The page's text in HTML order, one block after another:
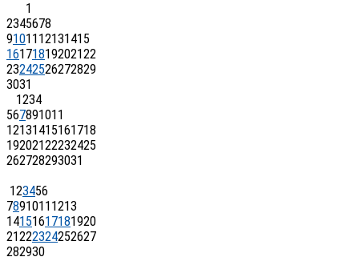
1
2345678
91011 12131415
16171819202122
23242526272829
3031
1234
567891011
12131415161718
19202122232425
262728293031
123456
7891011 1213
14151617181920
21222324252627
282930